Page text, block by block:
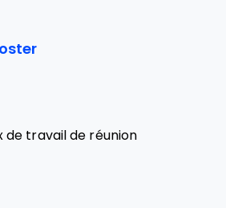
de travail de réunion